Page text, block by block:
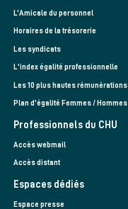
L’Amicale du personnel
Horaires de la trésorerie
Les syndicats
L'index égalité professionnelle
Les 10 plus hautes rémunérations
Plan d'égalité Femmes / Hommes
Professionnels du CHU
Accès webmail
Accès distant
Espaces dédiés
Espace presse